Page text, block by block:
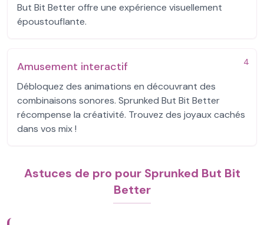
But Bit Better offre une expérience visuellement
époustouflante.
4
Amusement interactif
Débloquez des animations en découvrant des
combinaisons sonores. Sprunked But Bit Better
récompense la créativité. Trouvez des joyaux cachés
dans vos mix !
Astuces de pro pour Sprunked But Bit
Better